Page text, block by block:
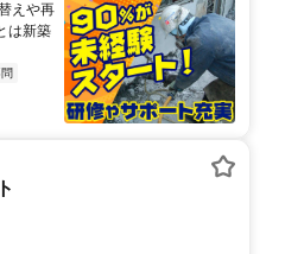
えや再
は新築